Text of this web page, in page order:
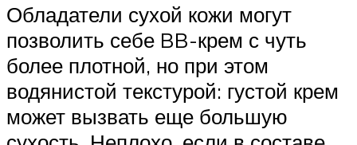
Обладатели сухой кожи могут
позволить себе BB-крем с чуть
более плотной, но при этом
водянистой текстурой: густой крем
может вызвать еще большую